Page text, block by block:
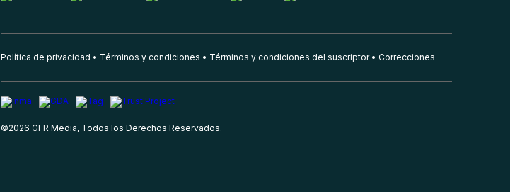
Política de privacidad Términos y condiciones Términos y condiciones del suscriptor Correcciones
©2026 GFR Media, Todos los Derechos Reservados.